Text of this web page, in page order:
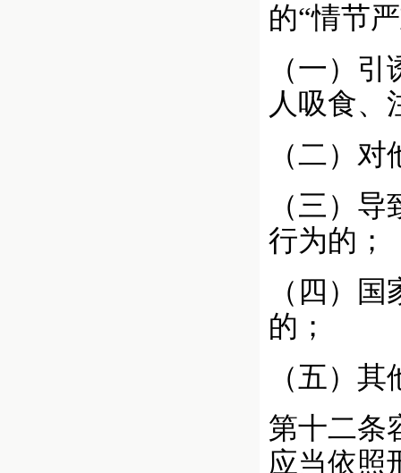
的“情节
（一）
人吸食、
（二）
（三）
行为的；
（四）
的；
（五）
第十二条
应当依照